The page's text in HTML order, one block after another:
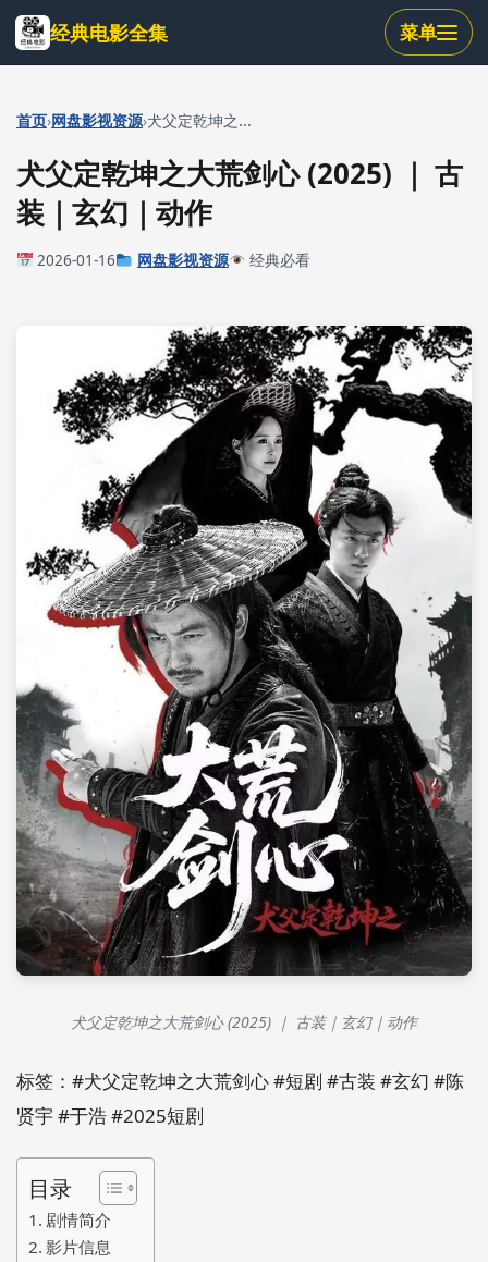
跳
到
主
内
经典电影全集 菜单
首页›网盘影视资源›犬父定乾坤之...
犬父定乾坤之大荒剑心 (2025) ｜ 古
装｜玄幻｜动作
2026-01-16 网盘影视资源 经典必看
犬父定乾坤之大荒剑心 (2025) ｜ 古装｜玄幻｜动作
标签：#犬父定乾坤之大荒剑心 #短剧 #古装 #玄幻 #陈
贤宇 #于浩 #2025短剧
目录
剧情简介
影片信息